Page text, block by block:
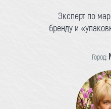
Эксперт по
бренду и
Город: